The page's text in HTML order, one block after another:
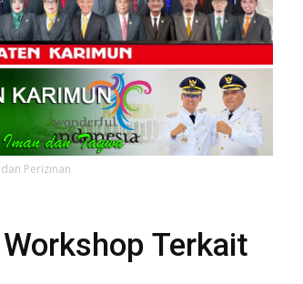
Perizinan
Terkait